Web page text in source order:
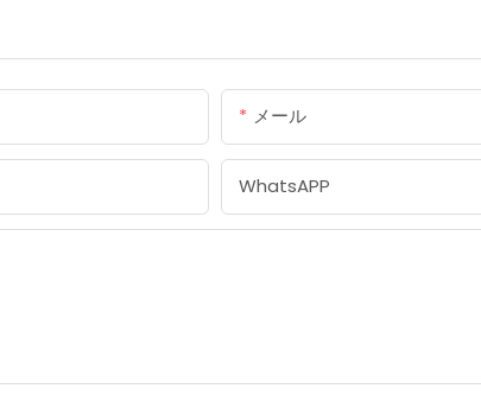
メール
WhatsAPP